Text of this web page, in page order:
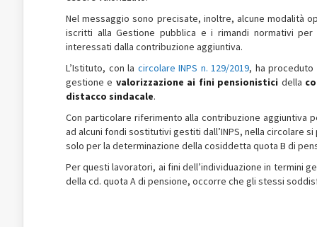
Nel messaggio sono precisate, inoltre, alcune modalità
iscritti alla Gestione pubblica e i rimandi normativi
interessati dalla contribuzione aggiuntiva.
L’Istituto, con la circolare INPS n. 129/2019, ha proceduto
gestione e valorizzazione ai fini pensionistici della
distacco sindacale.
Con particolare riferimento alla contribuzione aggiuntiva
ad alcuni fondi sostitutivi gestiti dall’INPS, nella circolare
solo per la determinazione della cosiddetta quota B di
Per questi lavoratori, ai fini dell’individuazione in termini
della cd. quota A di pensione, occorre che gli stessi